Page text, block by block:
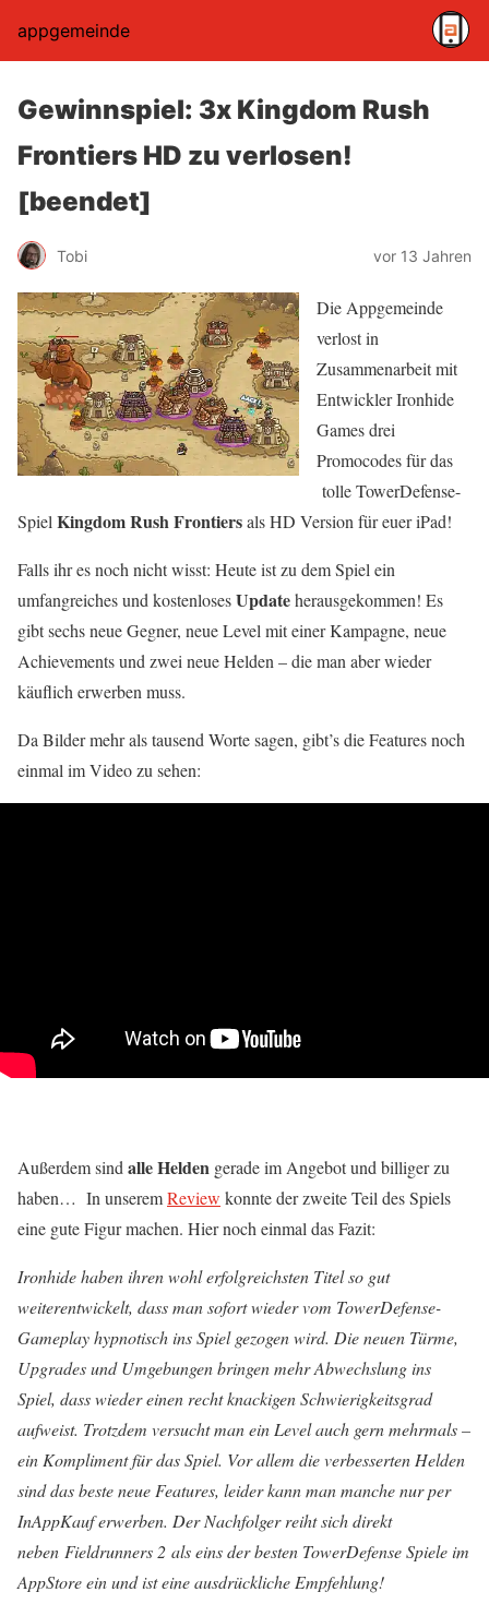
appgemeinde
Gewinnspiel: 3x Kingdom Rush
Frontiers HD zu verlosen!
[beendet]
Tobi vor 13 Jahren
Die Appgemeinde
verlost in
Zusammenarbeit mit
Entwickler Ironhide
Games drei
Promocodes für das
tolle TowerDefense-
Spiel Kingdom Rush Frontiersals HD Version für euer iPad!
Falls ihr es noch nicht wisst: Heute ist zu dem Spiel ein
umfangreiches und kostenlosesUpdateherausgekommen! Es
gibt sechs neue Gegner, neue Level mit einer Kampagne, neue
Achievements und zwei neue Helden – die man aber wieder
käuflich erwerben muss.
Da Bilder mehr als tausend Worte sagen, gibt’s die Features noch
einmal im Video zu sehen:
Außerdem sindalle Helden gerade im Angebot und billiger zu
haben… In unseremReview konnte der zweite Teil des Spiels
eine gute Figur machen. Hier noch einmal das Fazit:
Ironhide haben ihren wohl erfolgreichsten Titel so gut
weiterentwickelt, dass man sofort wieder vom TowerDefense-
Gameplay hypnotisch ins Spiel gezogen wird. Die neuen Türme,
Upgrades und Umgebungen bringen mehr Abwechslung ins
Spiel, dass wieder einen recht knackigen Schwierigkeitsgrad
aufweist. Trotzdem versucht man ein Level auch gern mehrmals –
ein Kompliment für das Spiel. Vor allem die verbesserten Helden
sind das beste neue Features, leider kann man manche nur per
InAppKauf erwerben. Der Nachfolger reiht sich direkt
neben Fieldrunners 2 als eins der besten TowerDefense Spiele im
AppStore ein und ist eine ausdrückliche Empfehlung!